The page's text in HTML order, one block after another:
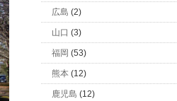
広島 (2)
山口 (3)
福岡 (53)
熊本 (12)
鹿児島 (12)